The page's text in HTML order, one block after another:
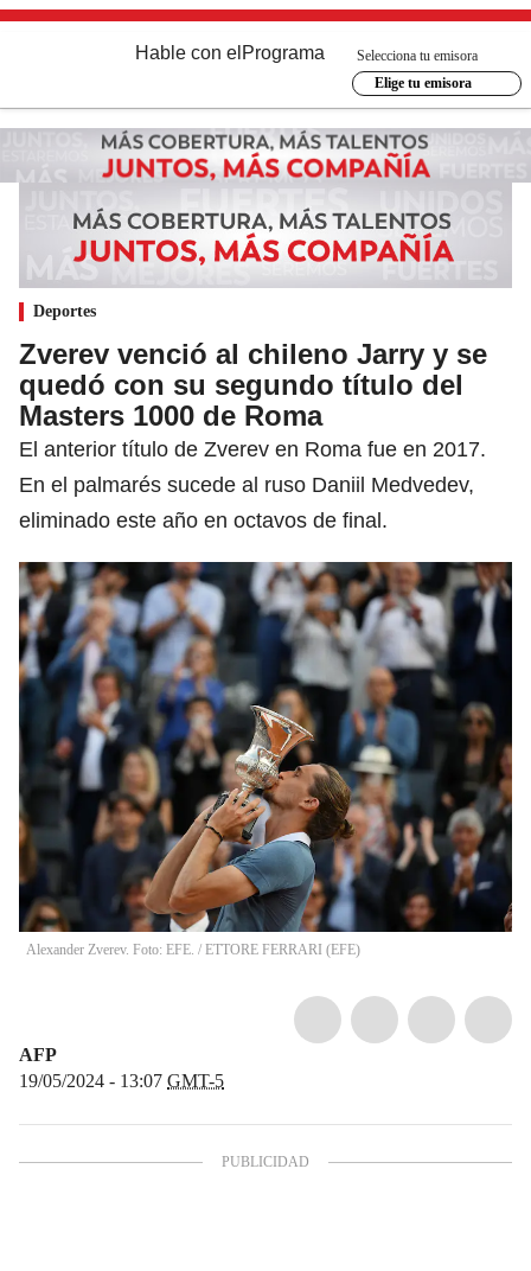
Hable con el Programa
Selecciona tu emisora
Elige tu emisora
Deportes
Zverev venció al chileno Jarry y se
quedó con su segundo título del
Masters 1000 de Roma
El anterior título de Zverev en Roma fue en 2017.
En el palmarés sucede al ruso Daniil Medvedev,
eliminado este año en octavos de final.
Alexander Zverev. Foto: EFE. / ETTORE FERRARI (EFE)
AFP
19/05/2024 - 13:07 GMT-5